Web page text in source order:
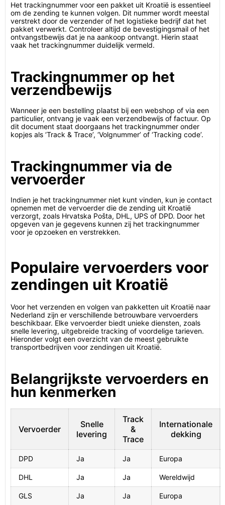
Het trackingnummer voor een pakket uit Kroatië is essentieel
om de zending te kunnen volgen. Dit nummer wordt meestal
verstrekt door de verzender of het logistieke bedrijf dat het
pakket verwerkt. Controleer altijd de bevestigingsmail of het
ontvangstbewijs dat je na aankoop ontvangt. Hierin staat
vaak het trackingnummer duidelijk vermeld.
Trackingnummer op het
verzendbewijs
Wanneer je een bestelling plaatst bij een webshop of via een
particulier, ontvang je vaak een verzendbewijs of factuur. Op
dit document staat doorgaans het trackingnummer onder
kopjes als ‘Track & Trace’, ‘Volgnummer’ of ‘Tracking code’.
Trackingnummer via de
vervoerder
Indien je het trackingnummer niet kunt vinden, kun je contact
opnemen met de vervoerder die de zending uit Kroatië
verzorgt, zoals Hrvatska Pošta, DHL, UPS of DPD. Door het
opgeven van je gegevens kunnen zij het trackingnummer
voor je opzoeken en verstrekken.
Populaire vervoerders voor
zendingen uit Kroatië
Voor het verzenden en volgen van pakketten uit Kroatië naar
Nederland zijn er verschillende betrouwbare vervoerders
beschikbaar. Elke vervoerder biedt unieke diensten, zoals
snelle levering, uitgebreide tracking of voordelige tarieven.
Hieronder volgt een overzicht van de meest gebruikte
transportbedrijven voor zendingen uit Kroatië.
Belangrijkste vervoerders en
hun kenmerken
Vervoerder
Snelle
levering
Track
&
Trace
Internationale
dekking
DPD Ja Ja Europa
DHL Ja Ja Wereldwijd
GLS Ja Ja Europa